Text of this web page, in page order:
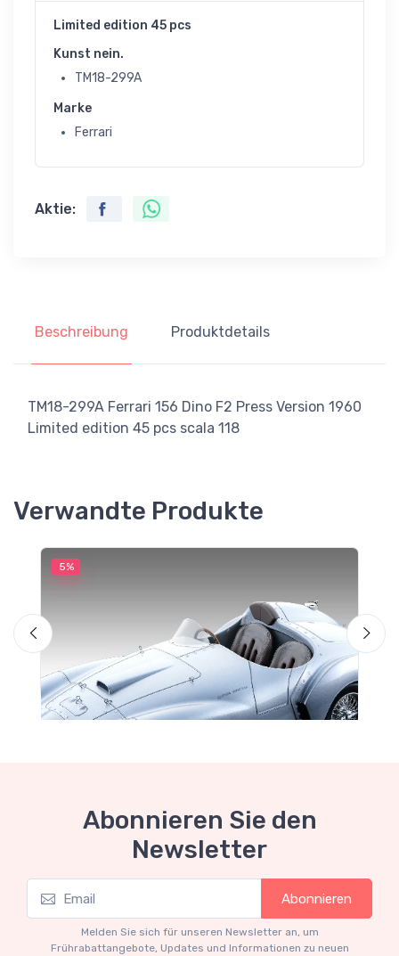
Limited edition 45 pcs
Kunst nein.
TM18-299A
Marke
Ferrari
Aktie:
Beschreibung Produktdetails
TM18-299A Ferrari 156 Dino F2 Press Version 1960
Limited edition 45 pcs scala 118
Verwandte Produkte
5%
Mythos Collection 1-18
Ferrari 166 MM Abarth Metallic Silver Press
€227.05 €239.00
Abonnieren Sie den
Newsletter
Abonnieren
Melden Sie sich für unseren Newsletter an, um
Frührabattangebote, Updates und Informationen zu neuen